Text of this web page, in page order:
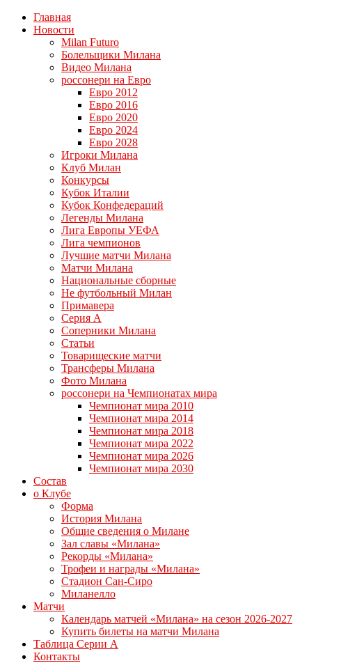
Главная
Новости
Milan Futuro
Болельщики Милана
Видео Милана
россонери на Евро
Евро 2012
Евро 2016
Евро 2020
Евро 2024
Евро 2028
Игроки Милана
Клуб Милан
Конкурсы
Кубок Италии
Кубок Конфедераций
Легенды Милана
Лига Европы УЕФА
Лига чемпионов
Лучшие матчи Милана
Матчи Милана
Национальные сборные
Не футбольный Милан
Примавера
Серия А
Соперники Милана
Статьи
Товарищеские матчи
Трансферы Милана
Фото Милана
россонери на Чемпионатах мира
Чемпионат мира 2010
Чемпионат мира 2014
Чемпионат мира 2018
Чемпионат мира 2022
Чемпионат мира 2026
Чемпионат мира 2030
Состав
о Клубе
Форма
История Милана
Общие сведения о Милане
Зал славы «Милана»
Рекорды «Милана»
Трофеи и награды «Милана»
Стадион Сан-Сиро
Миланелло
Матчи
Календарь матчей «Милана» на сезон 2026-2027
Купить билеты на матчи Милана
Таблица Серии А
Контакты